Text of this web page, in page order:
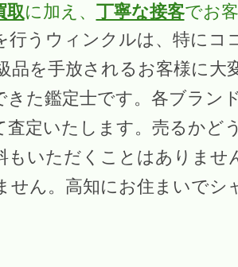
取に加え、 丁寧な接客でお
行うウィンクルは、特に
を手放されるお客様に大
きた鑑定士です。各ブラン
査定いたします。売るかど
もいただくことはありませ
せん。高知にお住まいでシ